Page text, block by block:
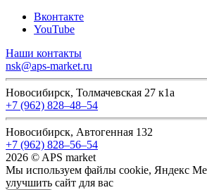
Вконтакте
YouTube
Наши контакты
nsk@aps-market.ru
Новосибирск, Толмачевская 27 к1а
+7 (962) 828‒48‒54
Новосибирск, Автогенная 132
+7 (962) 828‒56‒54
2026 © APS market
Мы используем файлы cookie, Яндекс
улучшить сайт для вас